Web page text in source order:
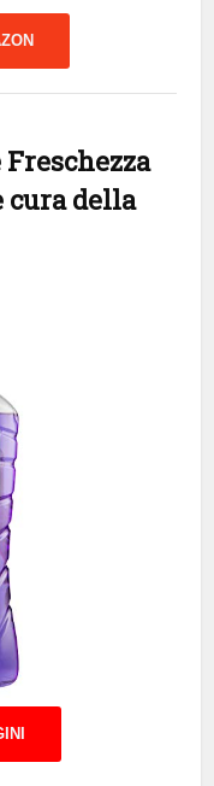
cura della